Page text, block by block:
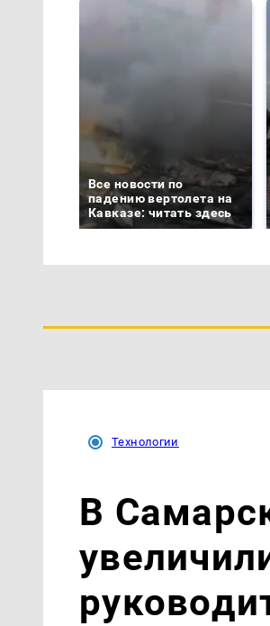
Все новости по
падению вертолета на
Кавказе: читать здесь
Технологии
В